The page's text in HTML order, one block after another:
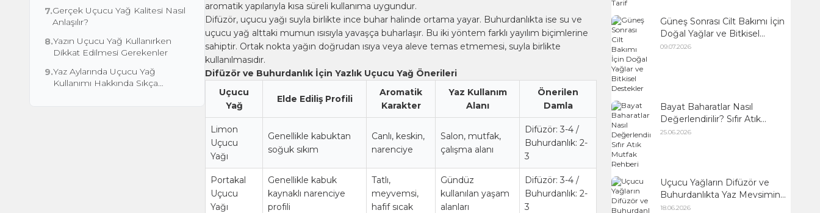
7.Gerçek Uçucu Yağ Kalitesi Nasıl
Anlaşılır?
8.Yazın Uçucu Yağ Kullanırken
Dikkat Edilmesi Gerekenler
9.Yaz Aylarında Uçucu Yağ
Kullanımı Hakkında Sıkça
aromatik yapılarıyla kısa süreli kullanıma uygundur.
Difüzör, uçucu yağı suyla birlikte ince buhar halinde ortama yayar. Buhurdanlıkta ise su ve
uçucu yağ alttaki mumun ısısıyla yavaşça buharlaşır. Bu iki yöntem farklı yayılım biçimlerine
sahiptir. Ortak nokta yağın doğrudan ısıya veya aleve temas etmemesi, suyla birlikte
kullanılmasıdır.
Difüzör ve Buhurdanlık İçin Yazlık Uçucu Yağ Önerileri
Uçucu
Yağ
Elde Ediliş Profili
Aromatik
Karakter
Yaz Kullanım
Alanı
Önerilen
Damla
Limon
Uçucu
Yağı
Genellikle kabuktan
soğuk sıkım
Canlı, keskin,
narenciye
Salon, mutfak,
çalışma alanı
Difüzör: 3-4 /
Buhurdanlık: 2-
3
Portakal
Uçucu
Yağı
Genellikle kabuk
kaynaklı narenciye
profili
Tatlı,
meyvemsi,
hafif sıcak
Gündüz
kullanılan yaşam
alanları
Difüzör: 3-4 /
Buhurdanlık: 2-
3
Güneş Sonrası Cilt Bakımı İçin
Doğal Yağlar ve Bitkisel
Destekler
09.07.2026
Bayat Baharatlar Nasıl
Değerlendirilir? Sıfır Atık
Mutfak Rehberi
25.06.2026
Uçucu Yağların Difüzör ve
Buhurdanlıkta Yaz Mevsimine
Uygun Kullanımı
18.06.2026